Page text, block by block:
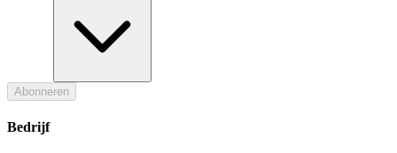
Abonneren
Bedrijf